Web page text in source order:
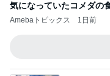
気になっていたコメダの
Amebaトピックス 1日前